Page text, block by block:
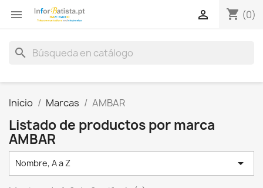
 shopping_cart (0)

search
Inicio Marcas AMBAR
Listado de productos por marca
AMBAR
Nombre, A a Z 